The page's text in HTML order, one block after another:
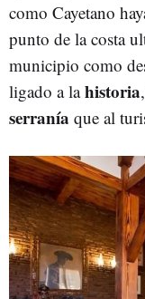
como Cayetano
punto de la costa
municipio como
ligado a lahistoria
serranía que al